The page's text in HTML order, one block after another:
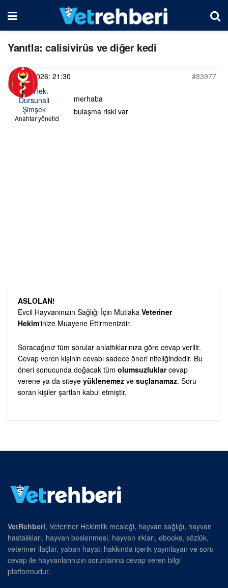
Yanıtla: calisivirüs ve diğer kedi
20/06/2026: 21:30
#83977
Vet. Hek.
Dursunali
Şimşek
Anahtar yönetici
merhaba
bulaşma riski var
ASLOLAN!
Evcil Hayvanınızın Sağlığı İçin Mutlaka Veteriner
Hekim‘inize Muayene Ettirmenizdir.
Soracağınız tüm sorular anlattıklarınıza göre cevap verilir.
Cevap veren kişinin cevabı sadece öneri niteliğindedir. Bu
öneri sonucunda doğacak tüm olumsuzluklarcevap
verene ya da siteye yüklenemez ve suçlanamaz. Soru
soran kişiler şartları kabul etmiştir.
VetRehberi, Veteriner Hekimlik mesleği, hayvan sağlığı, hayvan
hastalıkları, hayvan beslenmesi, hayvan ırkları, ebooks, sözlük,
veteriner ilaçlar, yaban hayatı hakkında içerik yayınlayan ve soru-
cevap ile hayvanlarınızın sorunlarına cevap veren bilgi
platformudur.